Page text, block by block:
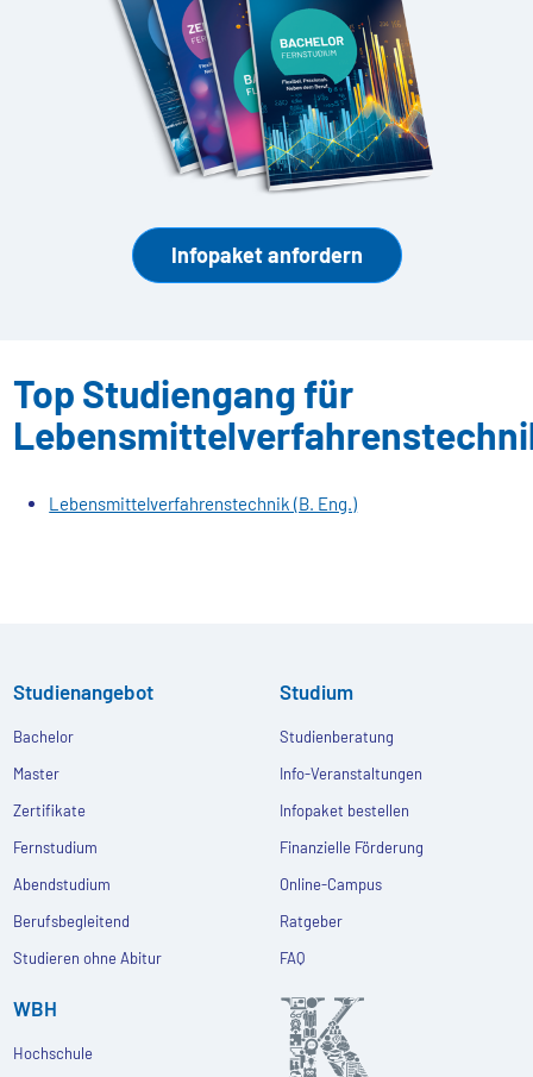
Infopaket anfordern
Top Studiengang für
Lebensmittelverfahrenstechnik (B. Eng.)
Studienangebot
Bachelor
Master
Zertifikate
Fernstudium
Abendstudium
Berufsbegleitend
Studieren ohne Abitur
Studium
Studienberatung
Info-Veranstaltungen
Infopaket bestellen
Finanzielle Förderung
Online-Campus
Ratgeber
FAQ
WBH
Hochschule